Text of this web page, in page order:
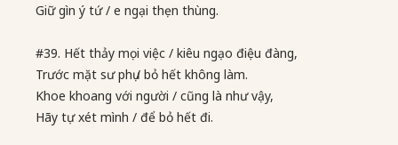
Giữ gìn ý tứ / e ngại thẹn thùng.
#39. Hết thảy mọi việc / kiêu ngạo điệu đàng,
Trước mặt sư phụ / bỏ hết không làm.
Khoe khoang với người / cũng là như vậy,
Hãy tự xét mình / để bỏ hết đi.